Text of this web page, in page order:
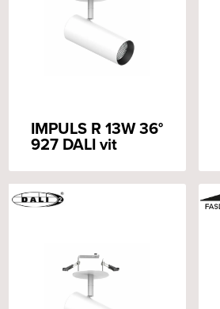
IMPULS R 13W 36°
927 DALI vit